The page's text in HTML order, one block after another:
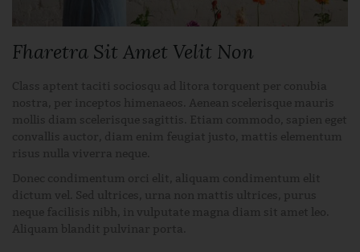
Fharetra Sit Amet Velit Non
Class aptent taciti sociosqu ad litora torquent per conubia
nostra, per inceptos himenaeos. Aenean scelerisque mauris
mollis diam scelerisque sagittis. Etiam commodo, sapien eget
convallis auctor, diam enim feugiat justo, mattis elementum
risus nulla viverra neque.
Donec condimentum orci elit, aliquam condimentum elit
dictum vel. Sed ultrices, urna non mattis ultrices, purus
neque facilisis nibh, in vulputate magna diam sit amet leo.
Aliquam blandit pulvinar porta.